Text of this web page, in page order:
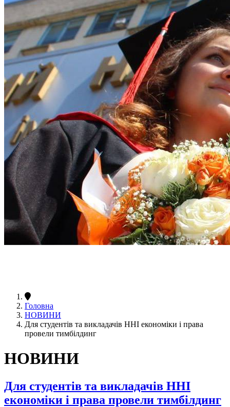
Головна
НОВИНИ
Для студентів та викладачів ННІ економіки і права
провели тимбілдинг
НОВИНИ
Для студентів та викладачів ННІ
економіки і права провели тимбілдинг